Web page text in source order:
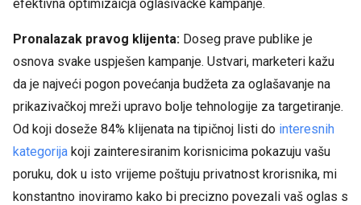
efektivna optimizaicja oglašivačke kampanje.
Pronalazak pravog klijenta: Doseg prave publike je
osnova svake uspješen kampanje. Ustvari, marketeri kažu
da je najveći pogon povećanja budžeta za oglašavanje na
prikazivačkoj mreži upravo bolje tehnologije za targetiranje.
Od koji doseže 84% klijenata na tipičnoj listi do interesnih
kategorija koji zainteresiranim korisnicima pokazuju vašu
poruku, dok u isto vrijeme poštuju privatnost krorisnika, mi
konstantno inoviramo kako bi precizno povezali vaš oglas s